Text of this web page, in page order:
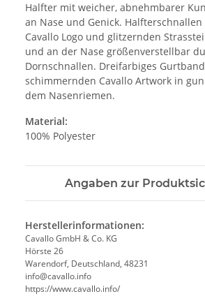
Halfter mit weicher, abnehmbarer
an Nase und Genick.
Cavallo Logo und glitzernden
und an der Nase größenverstellbar
Dornschnallen. Dreifarbiges
schimmernden Cavallo Artwork in
dem Nasenriemen.
Material:
100% Polyester
Angaben zur
Herstellerinformationen:
Cavallo GmbH & Co. KG
Hörste 26
Warendorf, Deutschland, 48231
info@cavallo.info
https://www.cavallo.info/